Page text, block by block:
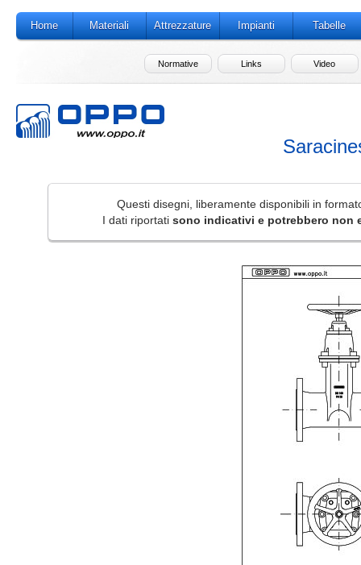
Home Materiali Attrezzature Impianti Tabelle
Normative Links Video
Questi disegni, liberamente disponibili in
I dati riportatisono indicativi e potrebbero non